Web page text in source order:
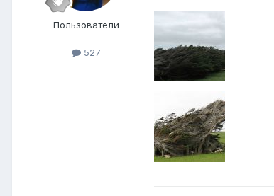
Пользователи
527